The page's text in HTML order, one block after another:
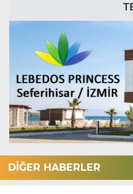
DİĞER HABERLER